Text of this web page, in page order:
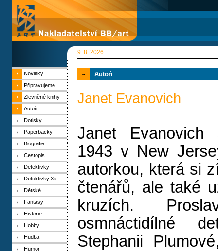
9. 8. 2026
Novinky
Připravujeme
Zlevněné knihy
Autoři
Dotisky
Paperbacky
Biografie
Cestopis
Detektivky
Detektivky 3x
Dětské
Fantasy
Historie
Hobby
Hudba
Humor
Autoři
Janet Evanovich
Janet
1943 v New
autorkou, která si
čtenářů, ale také
kruzích.
osmnáctidílné
Stephanii